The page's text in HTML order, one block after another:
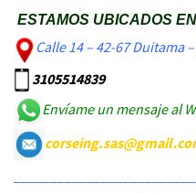
ESTAMOS UBICADOS
Calle 14 – 42-67 Duitama
3105514839
Envíame un mensaje al